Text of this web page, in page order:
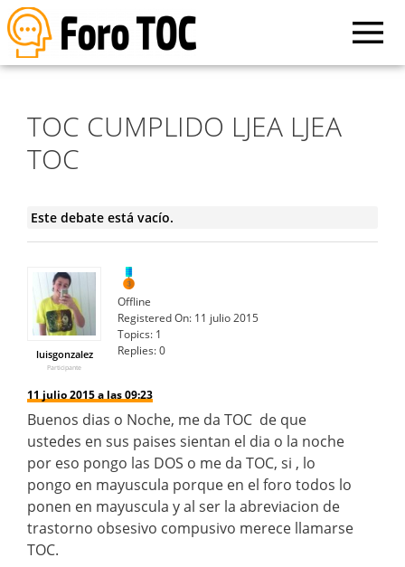
TOC CUMPLIDO LJEA LJEA
TOC
Este debate está vacío.
luisgonzalez
Participante
Offline
Registered On: 11 julio 2015
Topics: 1
Replies:0
11 julio 2015 a las 09:23
Buenos dias o Noche, me da TOC de que
ustedes en sus paises sientan el dia o la noche
por eso pongo las DOS o me da TOC, si , lo
pongo en mayuscula porque en el foro todos lo
ponen en mayuscula y al ser la abreviacion de
trastorno obsesivo compusivo merece llamarse
TOC.